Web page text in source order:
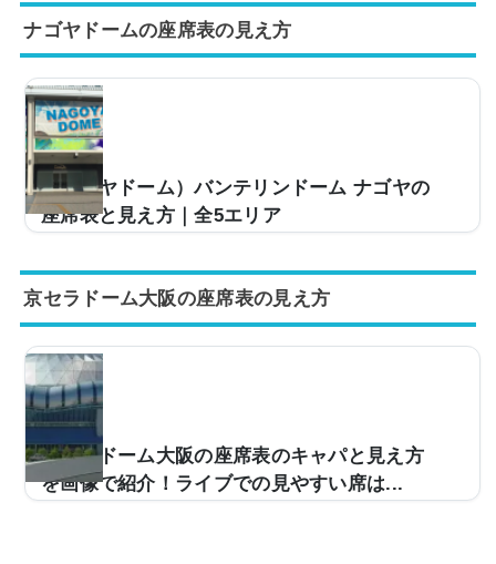
京ドーム。キャパは約57,000人と大規模な造りとなって
おり、第一線で活躍するアーティストがツアー会場など
として使用しています。ただ、「今度、東京ドームで行
われるライブに行くけど、座席からの見え方ってどうな
の？」などとイメージが湧かない方も多いと思います。
そこで、東京ドームの座席表の画像や座席からの眺めを
実際の画像付きでご紹介し、見やすい席はどこなのかに
ついてもまとめてみました。東京ドームのライブでの座
席表とキャパは？東京ドームのライブ時の座席表の...
ナゴヤドームの座席表の見え方
（ナゴヤドーム）バンテリンドーム ナゴヤの
座席表と見え方｜全5エリア
リンドーム ナゴヤ（旧・ナゴヤドーム）。アリーナを使
うライブ時のキャパは最大約50,600人と国内最大級で、
第一線で活躍するアーティストがツアー会場として使用
しています。ただ、「今度バンテリンドーム ナゴヤのラ
イブに行くけど、座席からの見え方ってどんな感じな
の？」と疑問を持っている方も多いと思います。そこ
で、座席表とアリーナ席から5階席まで全5エリアの見え
方を実際の投稿写真でご紹介し、見やすい席はどこなの
かもまとめました。バンテリンドーム ナゴヤの座席表...
京セラドーム大阪の座席表の見え方
京セラドーム大阪の座席表のキャパと見え方
を画像で紹介！ライブでの見やすい席は...